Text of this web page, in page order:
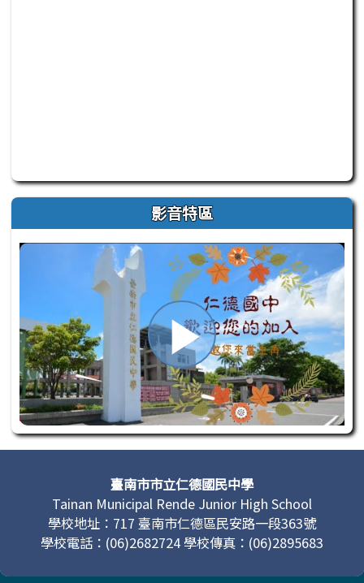
此為臺南市仁德自造教育及科技中心 Facebook 官方粉絲
影音特區
播
放
影
頁尾區域內容臺南市市立仁德國民中學
Tainan Municipal Rende Junior High School
學校地址：717 臺南市仁德區民安路一段363號
學校電話：(06)2682724 學校傳真：(06)2895683